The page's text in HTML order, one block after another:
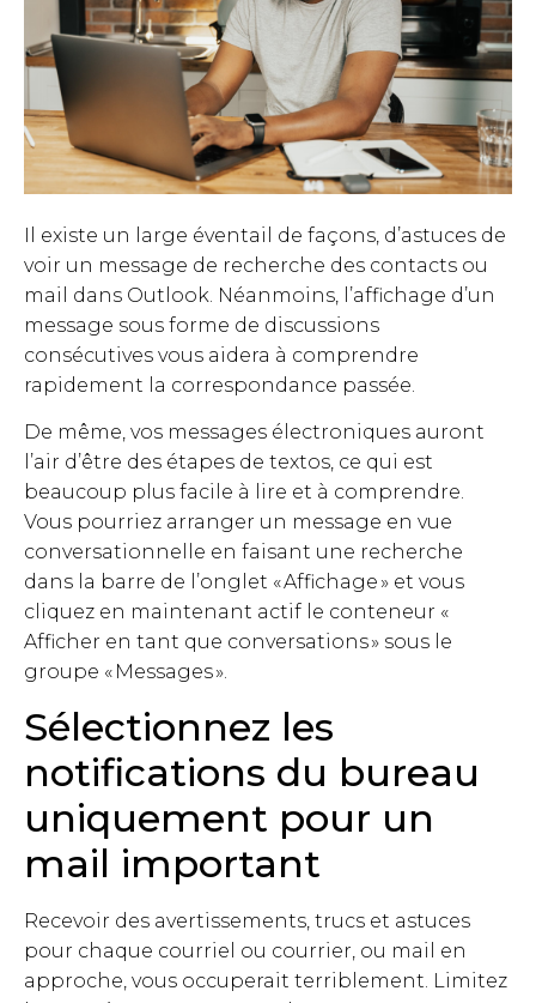
Il existe un large éventail de façons, d’astuces de
voir un message de recherche des contacts ou
mail dans Outlook. Néanmoins, l’affichage d’un
message sous forme de discussions
consécutives vous aidera à comprendre
rapidement la correspondance passée.
De même, vos messages électroniques auront
l’air d’être des étapes de textos, ce qui est
beaucoup plus facile à lire et à comprendre.
Vous pourriez arranger un message en vue
conversationnelle en faisant une recherche
dans la barre de l’onglet « Affichage » et vous
cliquez en maintenant actif le conteneur «
Afficher en tant que conversations » sous le
groupe « Messages ».
Sélectionnez les
notifications du bureau
uniquement pour un
mail important
Recevoir des avertissements, trucs et astuces
pour chaque courriel ou courrier, ou mail en
approche, vous occuperait terriblement. Limitez